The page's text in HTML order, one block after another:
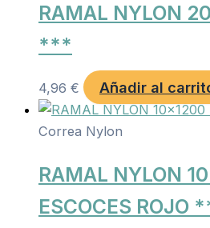
RAMAL NYLON
***
4,96 € Añadir al
Correa Nylon
RAMAL NYLON
ESCOCES ROJO